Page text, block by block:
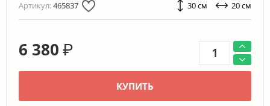
Артикул:465837 30 см 20 см
6 380 ₽
КУПИТЬ